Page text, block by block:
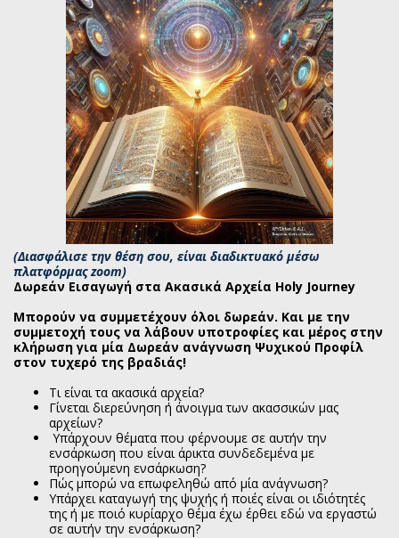
(Διασφάλισε την θέση σου, είναι διαδικτυακό μέσω
πλατφόρμας zoom)
Δωρεάν Εισαγωγή στα Ακασικά Αρχεία Holy Journey
Μπορούν να συμμετέχουν όλοι δωρεάν. Και με την
συμμετοχή τους να λάβουν υποτροφίες και μέρος στην
κλήρωση για μία Δωρεάν ανάγνωση Ψυχικού Προφίλ
στον τυχερό της βραδιάς!
Τι είναι τα ακασικά αρχεία?
Γίνεται διερεύνηση ή άνοιγμα των ακασσικών μας
αρχείων?
Υπάρχουν θέματα που φέρνουμε σε αυτήν την
ενσάρκωση που είναι άρικτα συνδεδεμένα με
προηγούμενη ενσάρκωση?
Πώς μπορώ να επωφεληθώ από μία ανάγνωση?
Υπάρχει καταγωγή της ψυχής ή ποιές είναι οι ιδιότητές
της ή με ποιό κυρίαρχο θέμα έχω έρθει εδώ να εργαστώ
σε αυτήν την ενσάρκωση?